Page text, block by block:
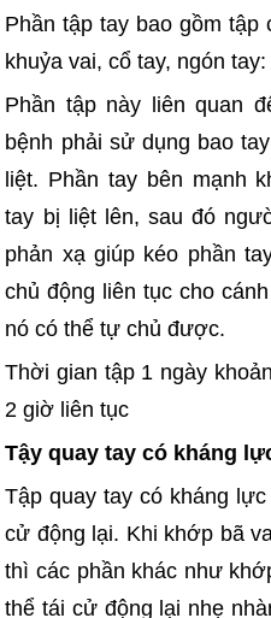
Phần tập tay bao gồm
khuỷa vai, cổ tay, ngón tay:
Phần tập này liên quan
bệnh phải sử dụng bao
liệt. Phần tay bên mạnh
tay bị liệt lên, sau đó
phản xạ giúp kéo phần
chủ động liên tục cho
nó có thể tự chủ được.
Thời gian tập 1 ngày
2 giờ liên tục
Tậy quay tay có kháng
Tập quay tay có kháng
cử động lại. Khi khớp bã
thì các phần khác như
thể tái cử động lại nhẹ